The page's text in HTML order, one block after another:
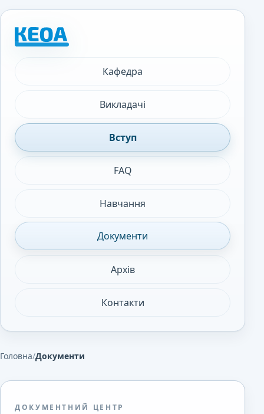
Кафедра
Викладачі
Вступ
FAQ
Навчання
Документи
Архів
Контакти
Головна/Документи
ДОКУМЕНТНИЙ ЦЕНТР